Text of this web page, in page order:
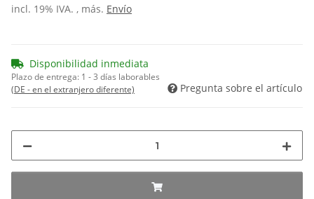
incl. 19% IVA. , más. Envío
Disponibilidad inmediata
Plazo de entrega: 1 - 3 días laborables
(DE - en el extranjero diferente)
Pregunta sobre el artículo